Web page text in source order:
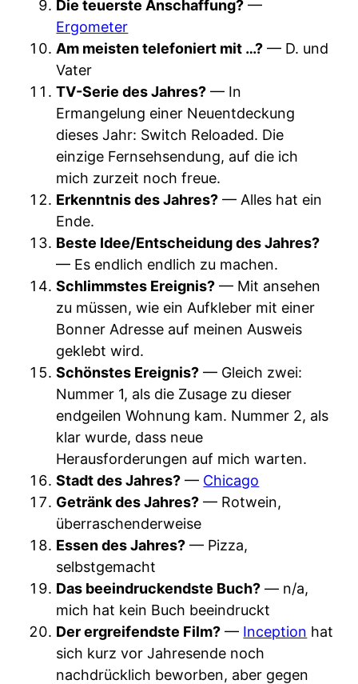
Die teuerste Anschaffung? —
Ergometer
Am meisten telefoniert mit …? — D. und
Vater
TV-Serie des Jahres? — In
Ermangelung einer Neuentdeckung
dieses Jahr: Switch Reloaded. Die
einzige Fernsehsendung, auf die ich
mich zurzeit noch freue.
Erkenntnis des Jahres? — Alles hat ein
Ende.
Beste Idee/Entscheidung des Jahres?
— Es endlich endlich zu machen.
Schlimmstes Ereignis? — Mit ansehen
zu müssen, wie ein Aufkleber mit einer
Bonner Adresse auf meinen Ausweis
geklebt wird.
Schönstes Ereignis? — Gleich zwei:
Nummer 1, als die Zusage zu dieser
endgeilen Wohnung kam. Nummer 2, als
klar wurde, dass neue
Herausforderungen auf mich warten.
Stadt des Jahres? — Chicago
Getränk des Jahres? — Rotwein,
überraschenderweise
Essen des Jahres? — Pizza,
selbstgemacht
Das beeindruckendste Buch? — n/a,
mich hat kein Buch beeindruckt
Der ergreifendste Film? — Inception hat
sich kurz vor Jahresende noch
nachdrücklich beworben, aber gegen